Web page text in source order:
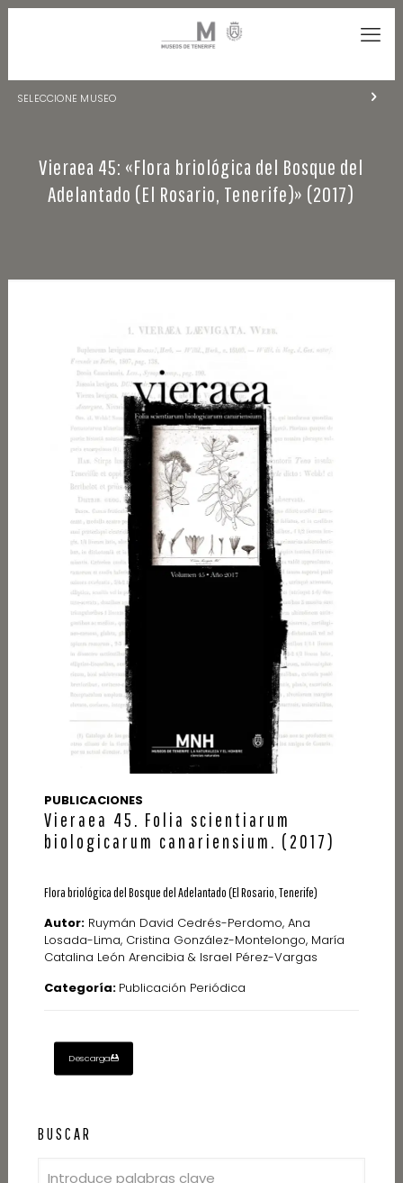
SELECCIONE MUSEO
NATURALEZA Y ARQUEOLOGÍA
LA CIENCIA Y EL COSMOS
CENTRO DE DOCUMENTACIÓN DE CANARIAS Y AMÉRICA
Vieraea 45: «Flora briológica del Bosque del
Adelantado (El Rosario, Tenerife)» (2017)
PUBLICACIONES
Vieraea 45. Folia scientiarum
biologicarum canariensium. (2017)
Flora briológica del Bosque del Adelantado (El Rosario, Tenerife)
Autor: Ruymán David Cedrés-Perdomo, Ana
Losada-Lima, Cristina González-Montelongo, María
Catalina León Arencibia & Israel Pérez-Vargas
Categoría: Publicación Periódica
Descarga
BUSCAR